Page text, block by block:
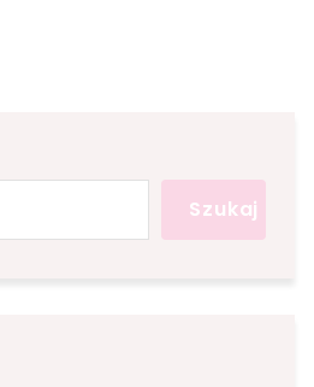
Szukaj